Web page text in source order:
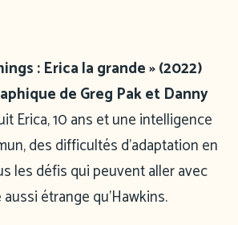
: Erica la grande » (2022)
de Greg Pak et Danny
Erica, 10 ans et une intelligence
des difficultés d’adaptation en
les défis qui peuvent aller avec
étrange qu’Hawkins.